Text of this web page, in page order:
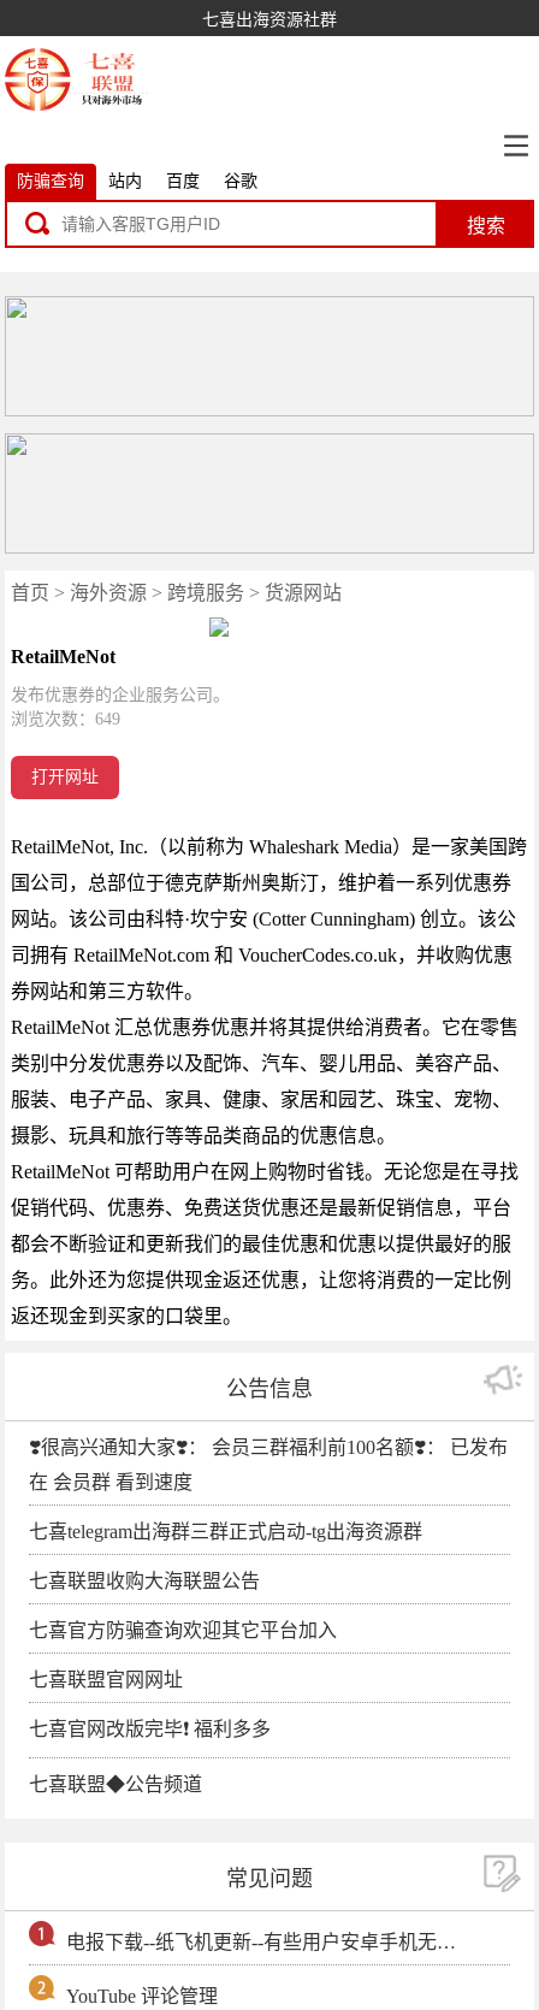
七喜出海资源社群
防骗查询 站内 百度 谷歌
搜索
首页 > 海外资源 > 跨境服务 > 货源网站
RetailMeNot
发布优惠券的企业服务公司。
浏览次数：649
打开网址
RetailMeNot, Inc.（以前称为 Whaleshark Media）是一家美国跨
国公司，总部位于德克萨斯州奥斯汀，维护着一系列优惠券
网站。该公司由科特·坎宁安 (Cotter Cunningham) 创立。该公
司拥有 RetailMeNot.com 和 VoucherCodes.co.uk，并收购优惠
券网站和第三方软件。
RetailMeNot 汇总优惠券优惠并将其提供给消费者。它在零售
类别中分发优惠券以及配饰、汽车、婴儿用品、美容产品、
服装、电子产品、家具、健康、家居和园艺、珠宝、宠物、
摄影、玩具和旅行等等品类商品的优惠信息。
RetailMeNot 可帮助用户在网上购物时省钱。无论您是在寻找
促销代码、优惠券、免费送货优惠还是最新促销信息，平台
都会不断验证和更新我们的最佳优惠和优惠以提供最好的服
务。此外还为您提供现金返还优惠，让您将消费的一定比例
返还现金到买家的口袋里。
公告信息
❣️很高兴通知大家❣️： 会员三群福利前100名额❣️： 已发布
在 会员群 看到速度
七喜telegram出海群三群正式启动-tg出海资源群
七喜联盟收购大海联盟公告
七喜官方防骗查询欢迎其它平台加入
七喜联盟官网网址
七喜官网改版完毕❗️ 福利多多
七喜联盟◆公告频道
常见问题
电报下载--纸飞机更新--有些用户安卓手机无法更新电报软件
YouTube 评论管理